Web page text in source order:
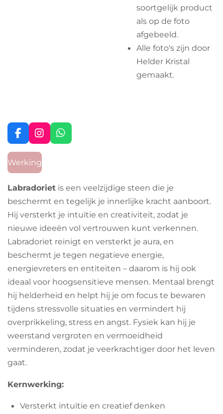
soortgelijk product
als op de foto
afgebeeld.
Alle foto's zijn door
Helder Kristal
gemaakt.
F
a
e
b
o
o
k
I
n
s
t
a
g
r
a
m
W
h
A
p
p
Werking
Labradoriet is een veelzijdige steen die je
beschermt en tegelijk je innerlijke kracht aanboort.
Hij versterkt je intuïtie en creativiteit, zodat je
nieuwe ideeën vol vertrouwen kunt verkennen.
Labradoriet reinigt en versterkt je aura, en
beschermt je tegen negatieve energie,
energievreters en entiteiten – daarom is hij ook
ideaal voor hoogsensitieve mensen. Mentaal brengt
hij helderheid en helpt hij je om focus te bewaren
tijdens stressvolle situaties en vermindert hij
overprikkeling, stress en angst. Fysiek kan hij je
weerstand vergroten en vermoeidheid
verminderen, zodat je veerkrachtiger door het leven
gaat.
Kernwerking:
Versterkt intuïtie en creatief denken